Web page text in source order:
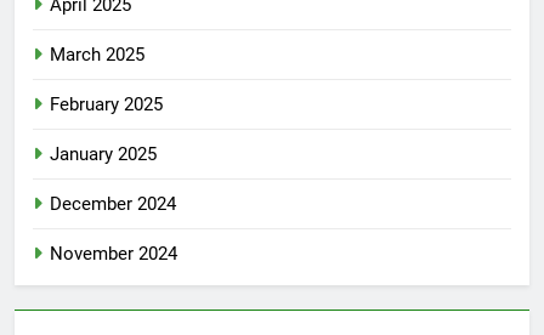
April 2025
March 2025
February 2025
January 2025
December 2024
November 2024